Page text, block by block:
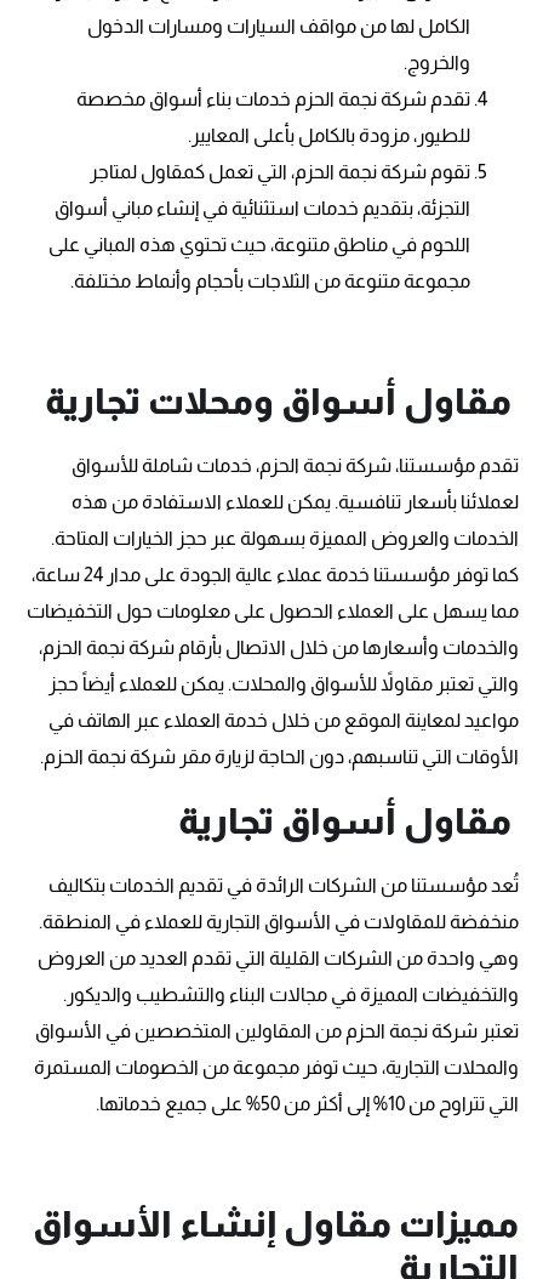
الكامل لها من مواقف السيارات ومسارات الدخول
والخروج.
تقدم شركة نجمة الحزم خدمات بناء أسواق مخصصة
للطيور، مزودة بالكامل بأعلى المعايير.
تقوم شركة نجمة الحزم، التي تعمل كمقاول لمتاجر
التجزئة، بتقديم خدمات استثنائية في إنشاء مباني أسواق
اللحوم في مناطق متنوعة، حيث تحتوي هذه المباني على
مجموعة متنوعة من الثلاجات بأحجام وأنماط مختلفة.
مقاول أسواق ومحلات تجارية
تقدم مؤسستنا، شركة نجمة الحزم، خدمات شاملة للأسواق
لعملائنا بأسعار تنافسية. يمكن للعملاء الاستفادة من هذه
الخدمات والعروض المميزة بسهولة عبر حجز الخيارات المتاحة.
كما توفر مؤسستنا خدمة عملاء عالية الجودة على مدار 24 ساعة،
مما يسهل على العملاء الحصول على معلومات حول التخفيضات
والخدمات وأسعارها من خلال الاتصال بأرقام شركة نجمة الحزم،
والتي تعتبر مقاولاً للأسواق والمحلات. يمكن للعملاء أيضاً حجز
مواعيد لمعاينة الموقع من خلال خدمة العملاء عبر الهاتف في
الأوقات التي تناسبهم، دون الحاجة لزيارة مقر شركة نجمة الحزم.
مقاول أسواق تجارية
تُعد مؤسستنا من الشركات الرائدة في تقديم الخدمات بتكاليف
منخفضة للمقاولات في الأسواق التجارية للعملاء في المنطقة.
وهي واحدة من الشركات القليلة التي تقدم العديد من العروض
والتخفيضات المميزة في مجالات البناء والتشطيب والديكور.
تعتبر شركة نجمة الحزم من المقاولين المتخصصين في الأسواق
والمحلات التجارية، حيث توفر مجموعة من الخصومات المستمرة
التي تتراوح من 10% إلى أكثر من 50% على جميع خدماتها.
مميزات مقاول إنشاء الأسواق
التجارية